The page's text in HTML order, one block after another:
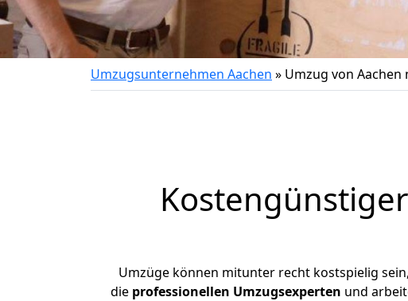
Umzugsunternehmen Aachen » Umzug von Aachen
Umzüge können mitunter recht kostspielig
die professionellen Umzugsexperten und